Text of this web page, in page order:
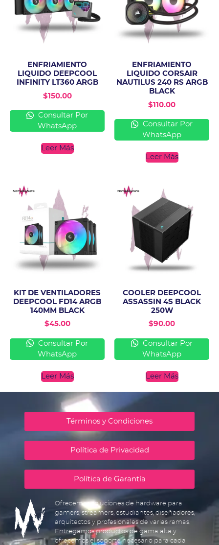
ENFRIAMIENTO
LIQUIDO DEEPCOOL
INFINITY LT360 ARGB
$150.00
Consultar Por
WhatsApp
Leer Más
ENFRIAMIENTO
LIQUIDO CORSAIR
NAUTILUS 240 RS ARGB
BLACK
$110.00
Consultar Por
WhatsApp
Leer Más
KIT DE VENTILADORES
DEEPCOOL FD14 ARGB
140MM BLACK
$45.00
Consultar Por
WhatsApp
Leer Más
COOLER DEEPCOOL
ASSASSIN 4S BLACK
250W
$90.00
Consultar Por
WhatsApp
Leer Más
Términos y Condiciones
Política de Privacidad
Política de Garantía
Ofrecemos soluciones de hardware para
gamers, streamers, estudiantes, diseñadores,
arquitectos y profesionales de varias ramas.
Entregamos productos de gama alta y
ofrecemos el soporte necesario para cada